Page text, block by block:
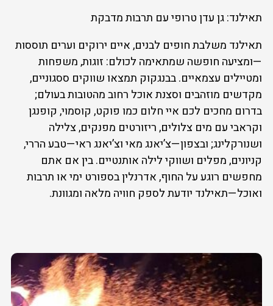
תאילנד: גן עדן טרופי עם תרבות מדבקת
תאילנד משלבת חופים לבנים, איים ירוקים וערים תוססות
—ומציעה חופשה שמתאימה לכולם: זוגות, משפחות
ומטיילים עצמאיים. בבנגקוק תמצאו שווקים ססגוניים,
מקדשים מוזהבים וסצנת אוכל רחוב מהטובות בעולם;
בדרום מחכים לכם איי חלום כמו פוקט, קוסמוי, קופנגן
וקראבי עם מים צלולים, ריזורטים מפנקים, צלילה
ושנורקלינג; ובצפון—צ’יאנג מאי וצ’יאנג ראי—טבע הררי,
קניונים, מפלים ושווקי לילה אותנטיים. בין אם אתם
מחפשים רוגע על החוף, אדרנלין בספורט ימי או תרבות
ואוכל—תאילנד יודעת לספק חוויה מלאה ומגוונת.